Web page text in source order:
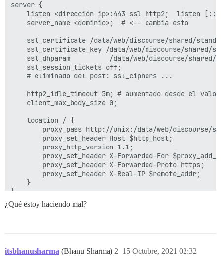
server {
listen <dirección ip>:443 ssl http2;  listen
    server_name <dominio>;  # <-- cambia esto
ssl_certificate /data/web/discourse/shared/
ssl_certificate_key /data/web/discourse/shared/
ssl_dhparam          /data/web/discourse/shared/
    ssl_session_tickets off;
    # eliminado del post: ssl_ciphers ...
http2_idle_timeout 5m; # aumentado desde el
    client_max_body_size 0;
    location / {
proxy_pass http://unix:/data/web/discourse/
        proxy_set_header Host $http_host;
        proxy_http_version 1.1;
proxy_set_header X-Forwarded-For
        proxy_set_header X-Forwarded-Proto https;
        proxy_set_header X-Real-IP $remote_addr;
    }
¿Qué estoy haciendo mal?
itsbhanusharma (Bhanu Sharma) 15 Octubre, 2021 02:32
2